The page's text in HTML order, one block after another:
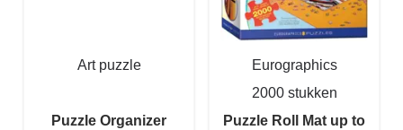
Art puzzle
Puzzle Organizer
Eurographics
2000 stukken
Puzzle Roll Mat up to